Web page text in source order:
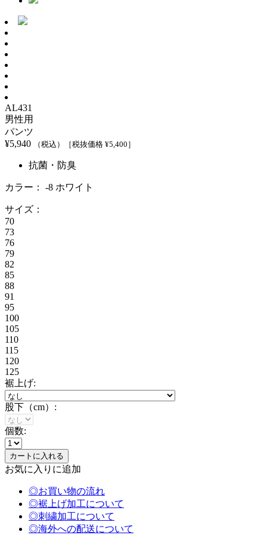
AL431
男性用
パンツ
¥5,940 （税込） ［税抜価格 ¥5,400 ］
抗菌・防臭
カラー： -8 ホワイト
サイズ：
70
73
76
79
82
85
88
91
95
100
105
110
115
120
125
裾上げ:
股下（cm）:
個数:
お気に入りに追加
◎お買い物の流れ
◎裾上げ加工について
◎刺繍加工について
◎海外への配送について